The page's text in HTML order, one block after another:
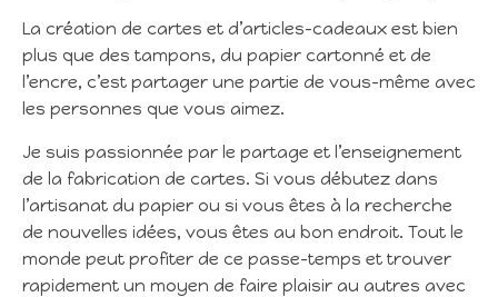
La création de cartes et d’articles-cadeaux est bien
plus que des tampons, du papier cartonné et de
l’encre, c’est partager une partie de vous-même avec
les personnes que vous aimez.
Je suis passionnée par le partage et l’enseignement
de la fabrication de cartes. Si vous débutez dans
l’artisanat du papier ou si vous êtes à la recherche
de nouvelles idées, vous êtes au bon endroit. Tout le
monde peut profiter de ce passe-temps et trouver
rapidement un moyen de faire plaisir au autres avec